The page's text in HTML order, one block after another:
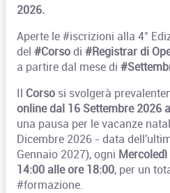
2026.
Aperte le#iscrizioni alla 4°
del#Corsodi#Registrardi
a partire dal mese di
Il Corso si svolgerà
onlinedal 16 Settembre 2026
una pausa per le vacanze
Dicembre 2026 - data
Gennaio 2027), ogni
14:00 alle ore 18:00, per un
#formazione.